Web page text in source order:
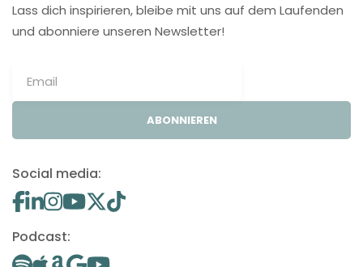
Lass dich inspirieren, bleibe mit uns auf dem Laufenden
und abonniere unseren Newsletter!
ABONNIEREN
Social media:
Podcast: